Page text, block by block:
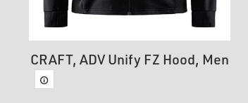
CRAFT, ADV Unify FZ Hood, Men